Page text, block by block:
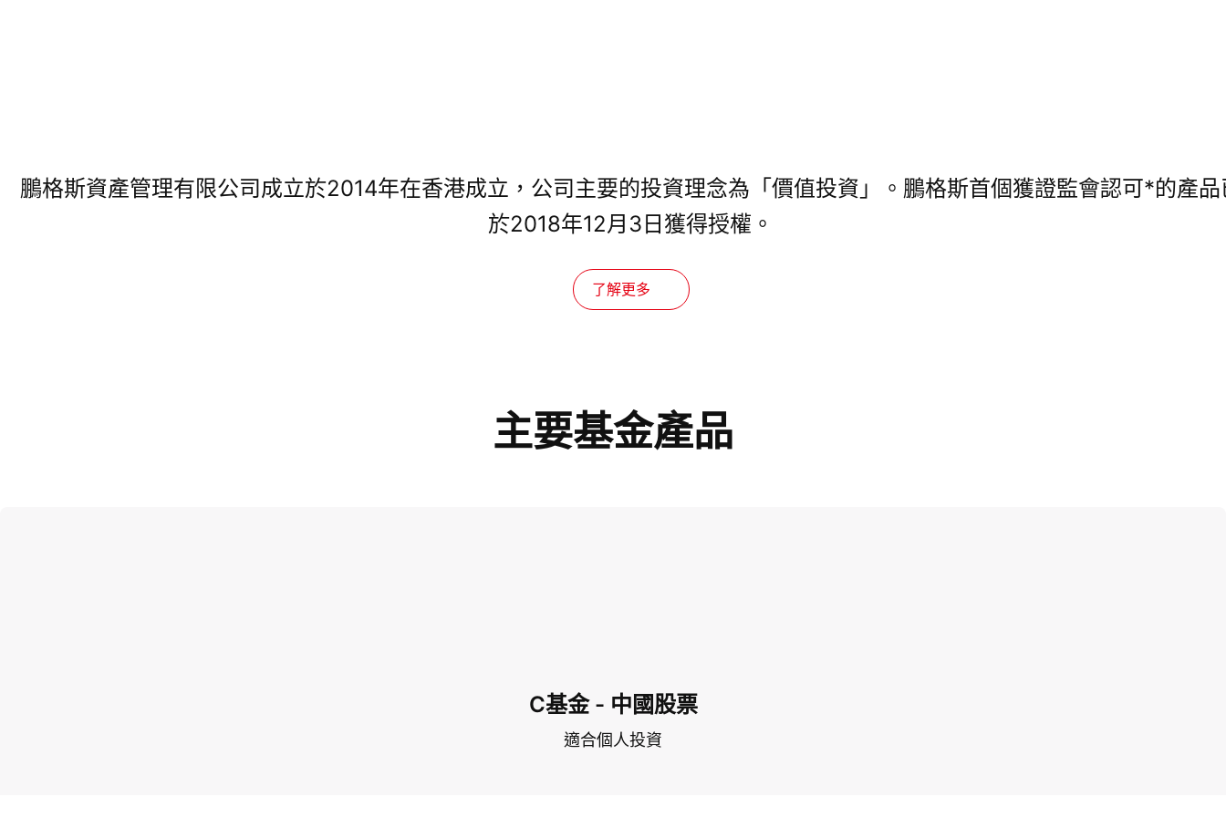
鵬格斯資產管理有限公司成立於2014年在香港成立，公司主要的投資理念為「價值投資」。鵬格斯首個獲證監會認可*的產品
於2018年12月3日獲得授權。
了解更多
主要基金產品
C基金 - 中國股票
適合個人投資